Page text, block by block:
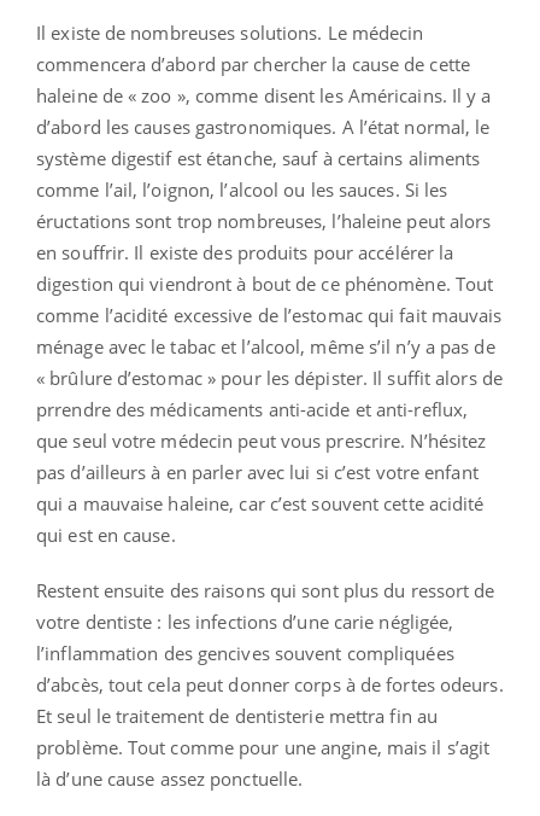
Il existe de nombreuses solutions. Le médecin
commencera d’abord par chercher la cause de cette
haleine de « zoo », comme disent les Américains. Il y a
d’abord les causes gastronomiques. A l’état normal, le
système digestif est étanche, sauf à certains aliments
comme l’ail, l’oignon, l’alcool ou les sauces. Si les
éructations sont trop nombreuses, l’haleine peut alors
en souffrir. Il existe des produits pour accélérer la
digestion qui viendront à bout de ce phénomène. Tout
comme l’acidité excessive de l’estomac qui fait mauvais
ménage avec le tabac et l’alcool, même s’il n’y a pas de
« brûlure d’estomac » pour les dépister. Il suffit alors de
prrendre des médicaments anti-acide et anti-reflux,
que seul votre médecin peut vous prescrire. N’hésitez
pas d’ailleurs à en parler avec lui si c’est votre enfant
qui a mauvaise haleine, car c’est souvent cette acidité
qui est en cause.
Restent ensuite des raisons qui sont plus du ressort de
votre dentiste : les infections d’une carie négligée,
l’inflammation des gencives souvent compliquées
d’abcès, tout cela peut donner corps à de fortes odeurs.
Et seul le traitement de dentisterie mettra fin au
problème. Tout comme pour une angine, mais il s’agit
là d’une cause assez ponctuelle.